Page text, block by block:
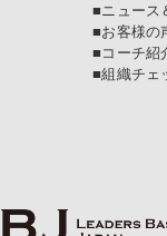
■ニュース
■お客様の
■コーチ紹
■組織チェ